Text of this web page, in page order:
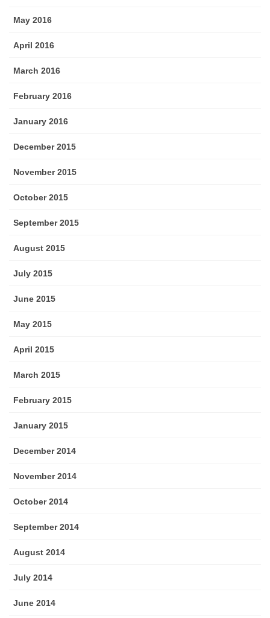
May 2016
April 2016
March 2016
February 2016
January 2016
December 2015
November 2015
October 2015
September 2015
August 2015
July 2015
June 2015
May 2015
April 2015
March 2015
February 2015
January 2015
December 2014
November 2014
October 2014
September 2014
August 2014
July 2014
June 2014